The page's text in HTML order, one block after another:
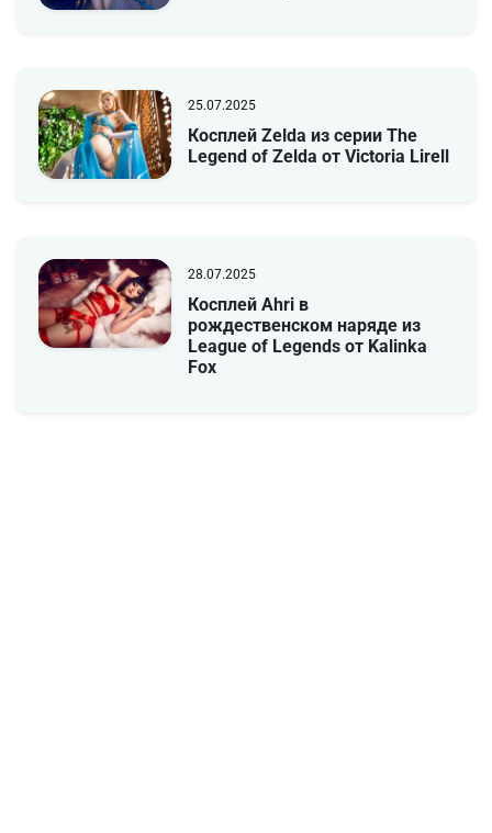
25.07.2025
Косплей Zelda из серии The
Legend of Zelda от Victoria Lirell
28.07.2025
Косплей Ahri в
рождественском наряде из
League of Legends от Kalinka
Fox